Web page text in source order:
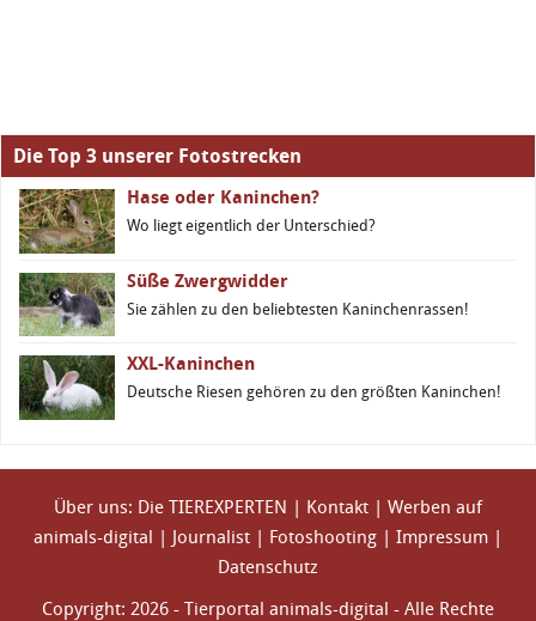
Die Top 3 unserer Fotostrecken
Hase oder Kaninchen?
Wo liegt eigentlich der Unterschied?
Süße Zwergwidder
Sie zählen zu den beliebtesten Kaninchenrassen!
XXL-Kaninchen
Deutsche Riesen gehören zu den größten Kaninchen!
Über uns: Die TIEREXPERTEN | Kontakt | Werben auf
animals-digital | Journalist | Fotoshooting | Impressum |
Datenschutz
Copyright: 2026 - Tierportal animals-digital - Alle Rechte